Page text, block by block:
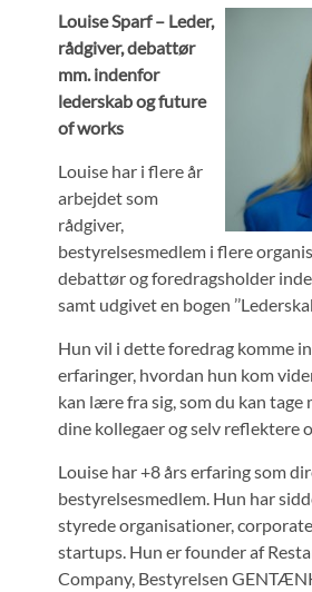
Louise Sparf – Leder,
rådgiver, debattør
mm. indenfor
lederskab og future
of works
Louise har i flere år
arbejdet som
rådgiver,
bestyrelsesmedlem i flere
debattør og foredragsholder
samt udgivet en bogen
Hun vil i dette foredrag komme
erfaringer, hvordan hun kom
kan lære fra sig, som du kan tage
dine kollegaer og selv reflektere
Louise har +8 års erfaring som
bestyrelsesmedlem. Hun har
styrede organisationer,
startups. Hun er founder af
Company, Bestyrelsen